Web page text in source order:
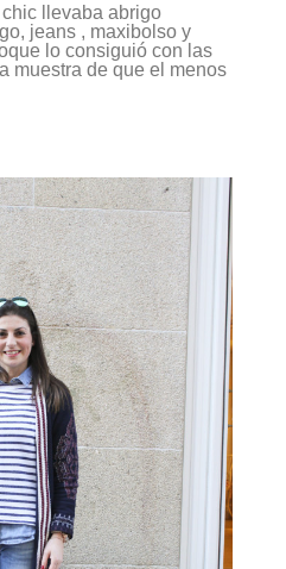
llevaba abrigo
jeans , maxibolso y
lo consiguió con las
muestra de que el menos